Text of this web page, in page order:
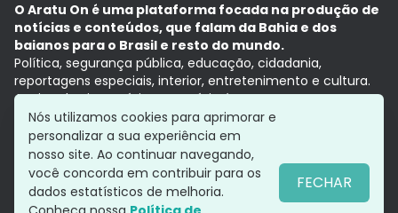
O Aratu On é uma plataforma focada na produção de
notícias e conteúdos, que falam da Bahia e dos
baianos para o Brasil e resto do mundo.
Política, segurança pública, educação, cidadania,
reportagens especiais, interior, entretenimento e cultura.
Aqui, tudo vira notícia e a notícia é no tempo presente,
com a credibilidade do Grupo Aratu.
Grupo Aratu
Política de privacidade
Siga-nos
Nós utilizamos cookies para aprimorar e
personalizar a sua experiência em
nosso site. Ao continuar navegando,
você concorda em contribuir para os
dados estatísticos de melhoria.
FECHAR